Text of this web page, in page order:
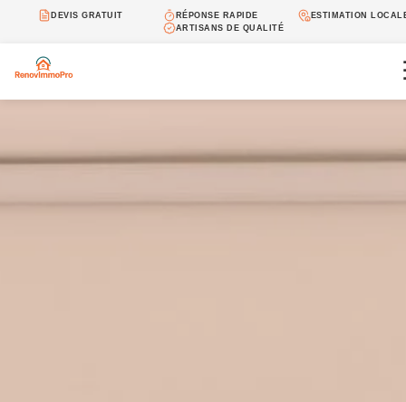
DEVIS GRATUIT RÉPONSE RAPIDE
ESTIMATION
ARTISANS DE QUALITÉ